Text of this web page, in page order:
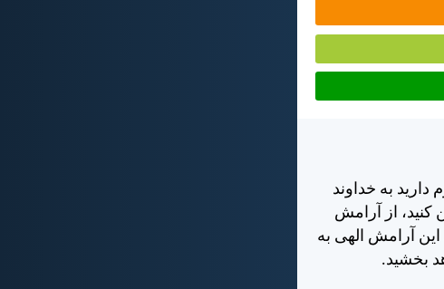
به خداوند
كنيد، از آرامش
آرامش الهی به
بخشيد.